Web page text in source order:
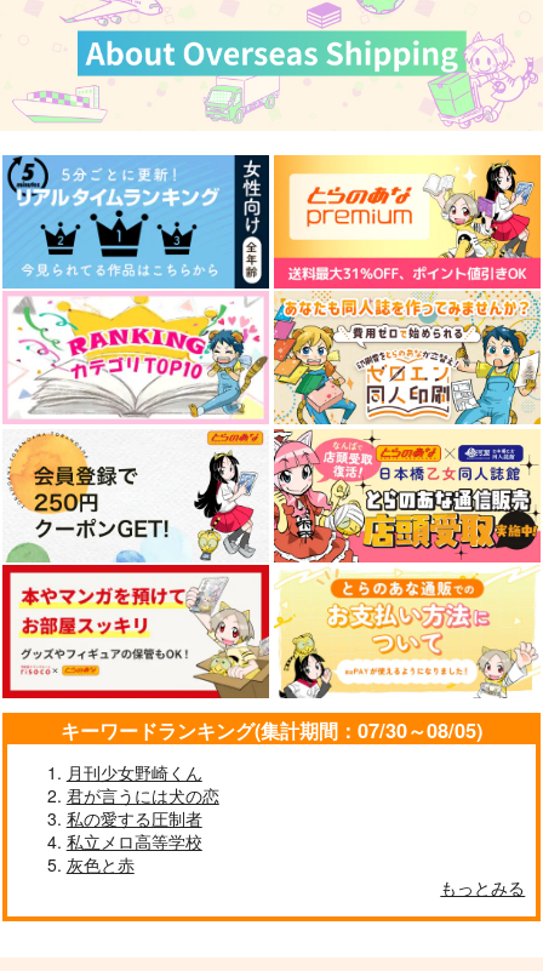
その夜を越えてゆけ
GOMIQUZ
1,257円（税込）
サンプル
作品詳細
探偵レオナとメイドの
ラギー
ぽーぽ廿煮
1,887円（税込）
サンプル
作品詳細
ドーナツの穴のおいし
いたべかた
無重力回転寿司
（税込）
サンプル
作品詳細
ヴェナ・アモリスを辿
る先
なんちゃらうんぬんか
んぬん
1,320円（税込）
レオナ×ラギー
サンプル
作品詳細
二人は別々の体がもど
かしい
鯖の推し寿司
550円（税込）
レオナ×ラギー
サンプル
チャムチャムタイム
Asupara town
157円（税込）
ラギー×レオナ
サンプル
キーワードランキング(集計期間：07/30～08/05)
月刊少女野崎くん
君が言うには犬の恋
私の愛する圧制者
私立メロ高等学校
灰色と赤
もっとみる